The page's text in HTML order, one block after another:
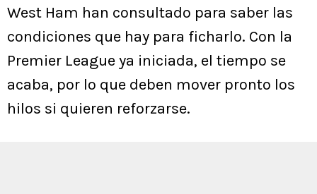
West Ham han consultado para saber las
condiciones que hay para ficharlo. Con la
Premier League ya iniciada, el tiempo se
acaba, por lo que deben mover pronto los
hilos si quieren reforzarse.